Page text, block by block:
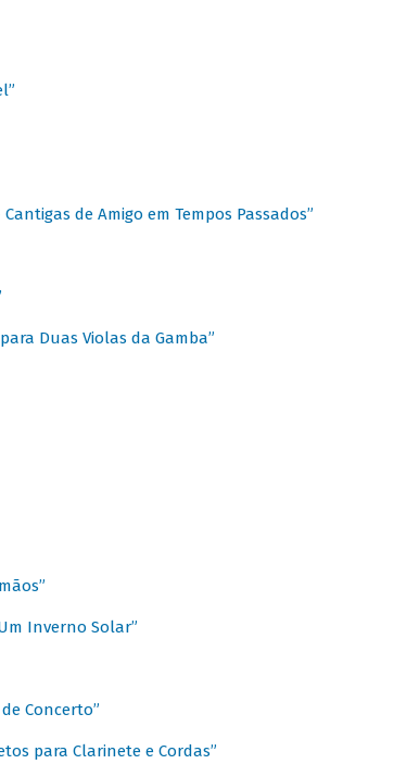
de Amigo em Tempos Passados”
Duas Violas da Gamba”
Inverno Solar”
Concerto”
para Clarinete e Cordas”